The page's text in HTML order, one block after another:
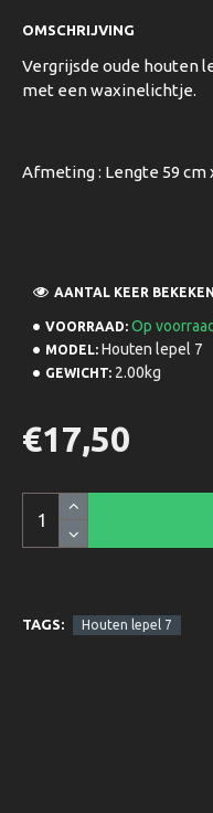
OMSCHRIJVING
Vergrijsde oude houten
met een waxinelichtje.
Afmeting : Lengte 59 cm
VOORRAAD: Op voorraad
MODEL: Houten lepel 7
GEWICHT: 2.00kg
AANTAL KEER
€17,50
TAGS: Houten lepel 7